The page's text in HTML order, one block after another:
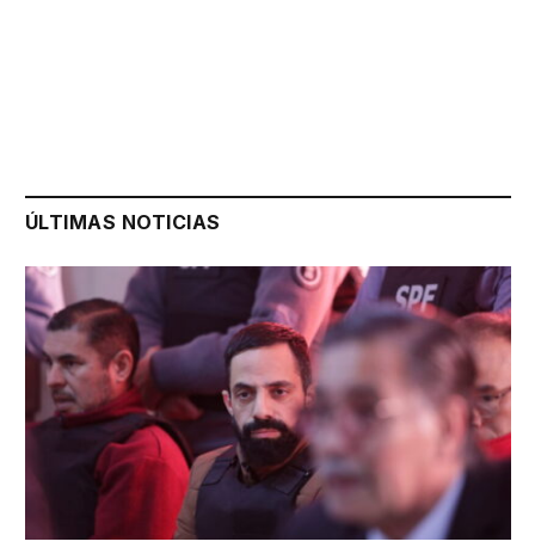
ÚLTIMAS NOTICIAS